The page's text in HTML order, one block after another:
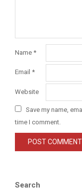
Name *
Email *
Website
Save my name,
time I comment.
Search